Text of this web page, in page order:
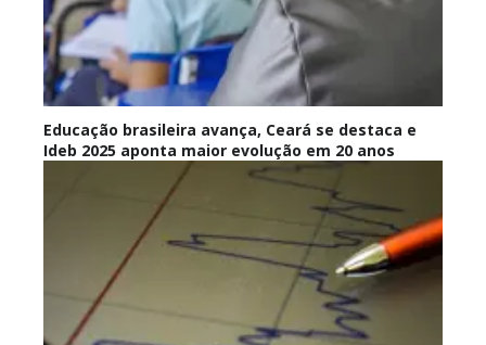
Educação brasileira avança, Ceará se destaca e
Ideb 2025 aponta maior evolução em 20 anos